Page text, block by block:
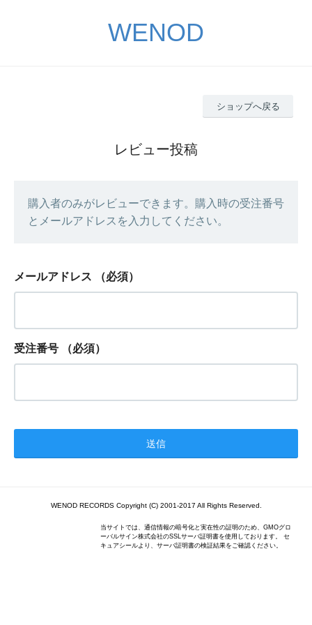
WENOD
ショップへ戻る
レビュー投稿
購入者のみがレビューできます。購入時の受注番号
とメールアドレスを入力してください。
メールアドレス （必須）
受注番号 （必須）
WENOD RECORDS Copyright (C) 2001-2017 All Rights Reserved.
当サイトでは、通信情報の暗号化と実在性の証明のため、GMOグロ
ーバルサイン株式会社のSSLサーバ証明書を使用しております。 セ
キュアシールより、サーバ証明書の検証結果をご確認ください。